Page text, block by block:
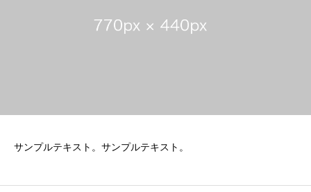
サンプルテキスト。サンプルテキスト。